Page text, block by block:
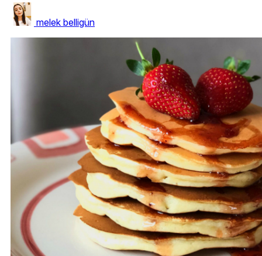
melek belligün